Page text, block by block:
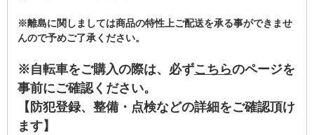
※離島に関しましては商品の特性上ご配送を承る事ができませ
んので予めご了承ください。
※自転車をご購入の際は、必ずこちらのページを
事前にご確認ください。
【防犯登録、整備・点検などの詳細をご確認頂け
ます】